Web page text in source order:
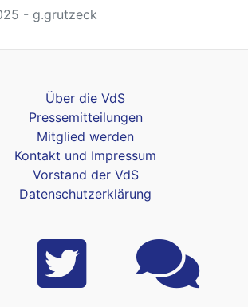
- g.grutzeck
Über die VdS
Pressemitteilungen
Mitglied werden
Kontakt und Impressum
Vorstand der VdS
Datenschutzerklärung